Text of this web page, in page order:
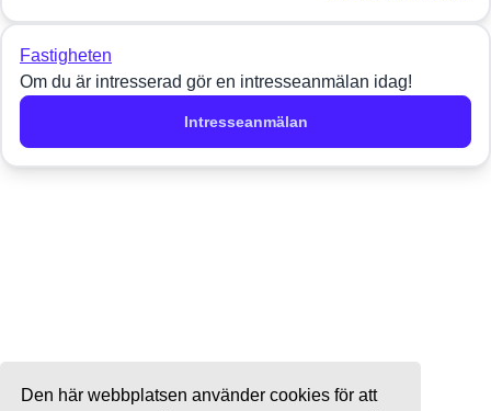
Den här webbplatsen använder cookies för att
Fastigheten
Om du är intresserad gör en intresseanmälan idag!
Intresseanmälan